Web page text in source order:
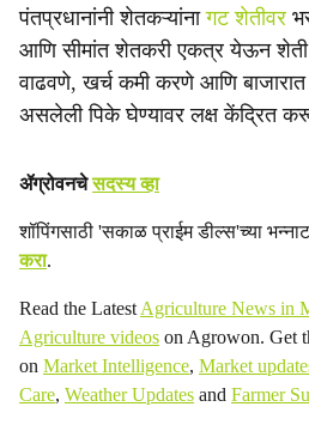
पंतप्रधानांनी शेतकऱ्यांनागट शेतीवर
आणि सीमांत शेतकरी एकत्र येऊन
वाढवणे, खर्च कमी करणे आणि बाजारात
असलेली पिके घेण्यावर लक्ष केंद्रित
ॲग्रोवनचेसदस्य व्हा
शॉपिंगसाठी 'सकाळ प्राईम डील्स'च्या
करा.
Read the Latest Agriculture News in
Agriculture videos on Agrowon. Get
on Market Intelligence, Market
Care, Weather Updates and Farmer